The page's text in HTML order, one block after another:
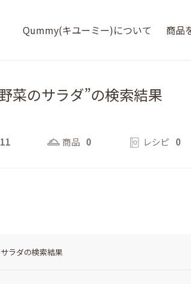
Qummy(キユーミー)について 商品
菜のサラダ”の検索結果
11 商品 0 レシピ 0
ラダの検索結果